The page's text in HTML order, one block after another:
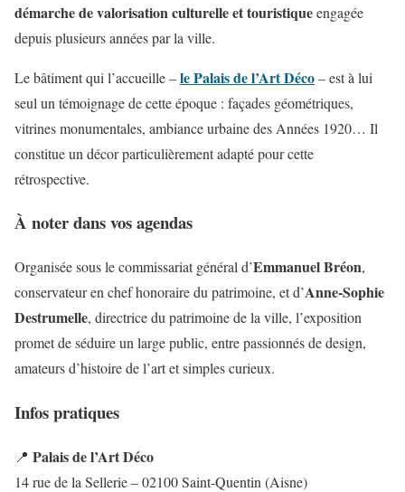
démarche de valorisation culturelle et touristiqueengagée
depuis plusieurs années par la ville.
Le bâtiment qui l’accueille –le Palais de l’Art Déco– est à lui
seul un témoignage de cette époque : façades géométriques,
vitrines monumentales, ambiance urbaine des Années 1920… Il
constitue un décor particulièrement adapté pour cette
rétrospective.
À noter dans vos agendas
Organisée sous le commissariat général d’Emmanuel Bréon,
conservateur en chef honoraire du patrimoine, et d’Anne-Sophie
Destrumelle, directrice du patrimoine de la ville, l’exposition
promet de séduire un large public, entre passionnés de design,
amateurs d’histoire de l’art et simples curieux.
Infos pratiques
📍 Palais de l’Art Déco
14 rue de la Sellerie – 02100 Saint-Quentin (Aisne)